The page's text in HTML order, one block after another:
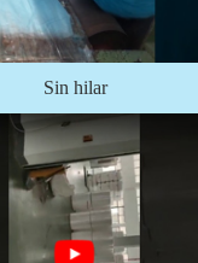
Sin hilar